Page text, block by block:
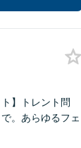
】トレント問
。あらゆるフェ